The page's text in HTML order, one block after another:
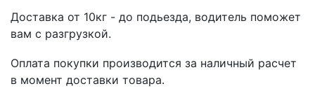
Доставка от 10кг - до подьезда, водитель поможет
вам с разгрузкой.
Оплата покупки производится за наличный расчет
в момент доставки товара.